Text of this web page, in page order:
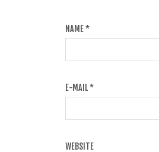
NAME*
E-MAIL*
WEBSITE